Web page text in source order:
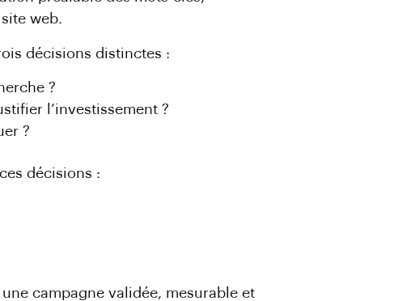
web.
décisions distinctes :
?
l’investissement ?
?
décisions :
campagne validée, mesurable et